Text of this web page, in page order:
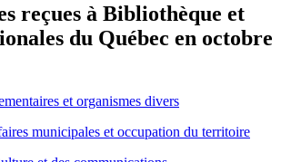
reçues à Bibliothèque et
du Québec en octobre
et organismes divers
municipales et occupation du territoire